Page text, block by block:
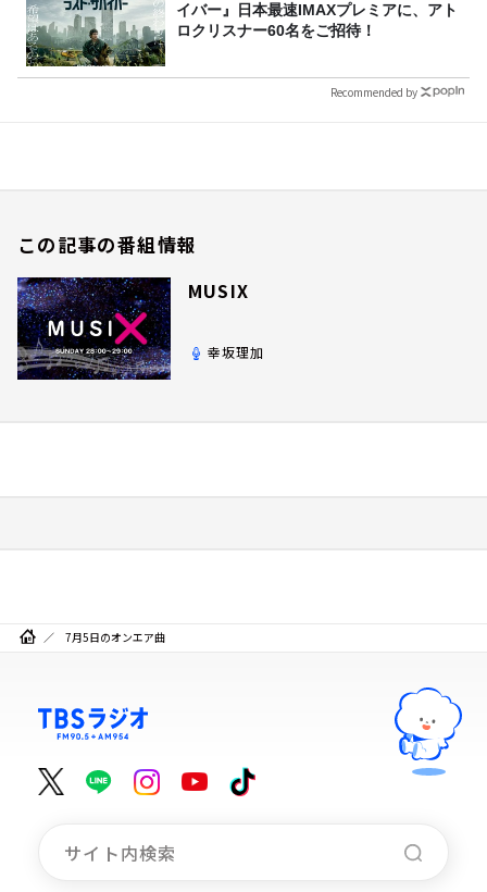
イバー』日本最速IMAXプレミアに、アト
ロクリスナー60名をご招待！
Recommended by
この記事の番組情報
MUSIX
幸坂理加
7月5日のオンエア曲